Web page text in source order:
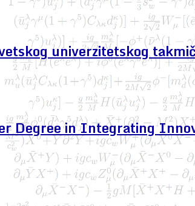
univerzitetskog
Degree in Integrating